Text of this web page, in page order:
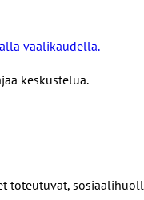
vaalikaudella.
keskustelua.
toteutuvat,